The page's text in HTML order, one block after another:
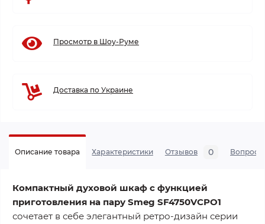
Просмотр в Шоу-Руме
Доставка по Украине
Описание товара Характеристики Отзывов 0 Вопросы
Компактный духовой шкаф с функцией
приготовления на пару Smeg SF4750VCPO1
сочетает в себе элегантный ретро-дизайн серии